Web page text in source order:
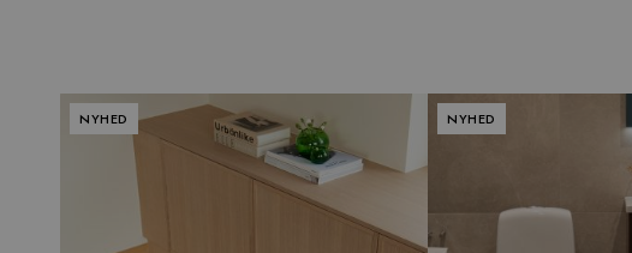
NYHED NYHED